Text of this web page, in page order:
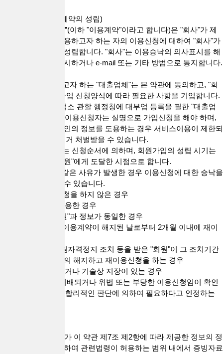
제7조(서비스 이용계약의 성립)
1. “서비스 이용계약”(이하 "이용계약"이라고 합니다)은 "회사"가 제
공하는 서비스를 이용하고자 하는 자의 이용신청에 대하여 "회사"가
이를 승낙함으로써 성립합니다. "회사"는 이용승낙의 의사표시를 해
당 서비스화면에 게시하거나 e-mail 또는 기타 방법으로 통지합니다.
2. 서비스를 이용하고자 하는 "대출업체"는 본 약관에 동의하고, "회
사"가 정하는 회원가입 신청양식에 따라 필요한 사항을 기입합니다.
3. "회원"가입은 영업소 관할 행정청에 대부업 등록을 필한 "대출업
체"만 할 수 있으며, 이용신청자는 실명으로 가입신청을 해야 하며,
실명이 아니거나 타인의 정보를 도용하는 경우 서비스이용이 제한되
거나 관련 법령에 의거 처벌받을 수 있습니다.
4. 이용신청의 처리는 신청순서에 의하며, 회원가입의 성립 시기는
"회사"의 승낙이 "회원"에게 도달한 시점으로 합니다.
5. "회사"는 다음과 같은 사유가 발생한 경우 이용신청에 대한 승낙을
거부하거나 유보할 수 있습니다.
1) 실명으로 가입신청을 하지 않은 경우
2) 타인의 정보를 도용한 경우
3) 이미 가입된 "회원"과 정보가 동일한 경우
4) "회사"에 의하여 이용계약이 해지된 날로부터 2개월 이내에 재이
5) "회사"로부터 회원자격정지 조치 등을 받은 "회원"이 그 조치기간
중에 이용계약을 임의 해지하고 재이용신청을 하는 경우
6) 설비에 여유가 없거나 기술상 지장이 있는 경우
7) 기타 이 약관에 위배되거나 위법 또는 부당한 이용신청임이 확인
된 경우 및 "회사"가 합리적인 판단에 의하여 필요하다고 인정하는
"회사"는 "대출업체"가 이 약관 제7조 제2항에 따라 제공한 정보의 정
확성을 확인하기 위하여 관련법령이 허용하는 범위 내에서 증빙자료